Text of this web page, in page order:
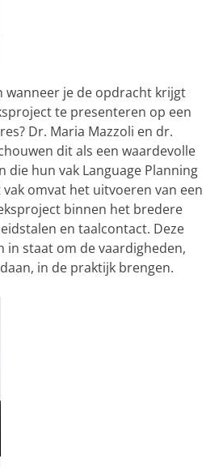
wanneer je de opdracht krijgt
te presenteren op een
Dr. Maria Mazzoli en dr.
dit als een waardevolle
die hun vak Language Planning
vak omvat het uitvoeren van een
binnen het bredere
en taalcontact. Deze
in staat om de vaardigheden,
in de praktijk brengen.